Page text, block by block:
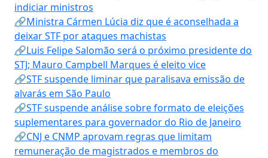
indiciar ministros
🔗Ministra Cármen Lúcia diz que é aconselhada a
deixar STF por ataques machistas
🔗Luis Felipe Salomão será o próximo presidente do
STJ; Mauro Campbell Marques é eleito vice
🔗STF suspende liminar que paralisava emissão de
alvarás em São Paulo
🔗STF suspende análise sobre formato de eleições
suplementares para governador do Rio de Janeiro
🔗CNJ e CNMP aprovam regras que limitam
remuneração de magistrados e membros do